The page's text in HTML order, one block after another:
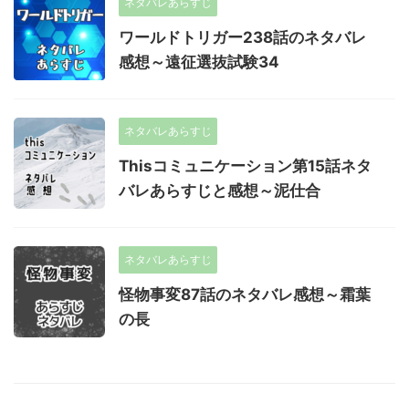
ワールドトリガー238話のネタバレ
感想～遠征選抜試験34
ネタバレあらすじ
Thisコミュニケーション第15話ネタ
バレあらすじと感想～泥仕合
ネタバレあらすじ
怪物事変87話のネタバレ感想～霜葉
の長